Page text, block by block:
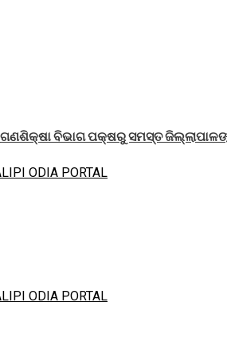
ବିଭାଗ ପକ୍ଷରୁ ସମସ୍ତ
ODIA PORTAL
ODIA PORTAL